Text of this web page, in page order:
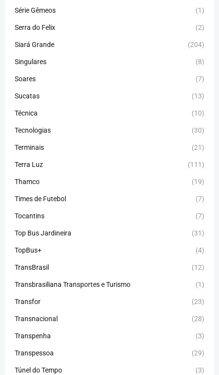
Série Gêmeos (1)
Serra do Felix (2)
Siará Grande (204)
Singulares (8)
Soares (7)
Sucatas (13)
Técnica (10)
Tecnologias (30)
Terminais (21)
Terra Luz (111)
Thamco (19)
Times de Futebol (7)
Tocantins (7)
Top Bus Jardineira (31)
TopBus+ (4)
TransBrasil (12)
Transbrasiliana Transportes e Turismo (1)
Transfor (23)
Transnacional (28)
Transpenha (3)
Transpessoa (29)
Túnel do Tempo (3)